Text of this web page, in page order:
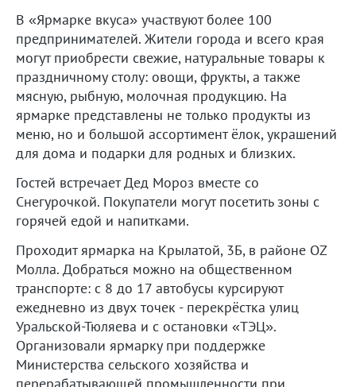
В «Ярмарке вкуса» участвуют более 100
предпринимателей. Жители города и всего края
могут приобрести свежие, натуральные товары к
праздничному столу: овощи, фрукты, а также
мясную, рыбную, молочная продукцию. На
ярмарке представлены не только продукты из
меню, но и большой ассортимент ёлок, украшений
для дома и подарки для родных и близких.
Гостей встречает Дед Мороз вместе со
Снегурочкой. Покупатели могут посетить зоны с
горячей едой и напитками.
Проходит ярмарка на Крылатой, 3Б, в районе OZ
Молла. Добраться можно на общественном
транспорте: с 8 до 17 автобусы курсируют
ежедневно из двух точек - перекрёстка улиц
Уральской-Тюляева и с остановки «ТЭЦ».
Организовали ярмарку при поддержке
Министерства сельского хозяйства и
перерабатывающей промышленности при